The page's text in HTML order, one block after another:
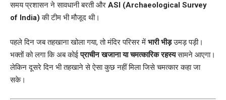
समय प्रशासन ने सावधानी बरती और ASI (Archaeological Survey
of India) की टीम भी मौजूद थी।
पहले दिन जब तहखाना खोला गया, तो मंदिर परिसर में भारी भीड़उमड़ पड़ी।
भक्तों को लगा कि अब कोईप्राचीन खजाना या चमत्कारिक रहस्यसामने आएगा।
लेकिन दूसरे दिन भी तहखाने से ऐसा कुछ नहीं मिला जिसे चमत्कार कहा जा
सके।